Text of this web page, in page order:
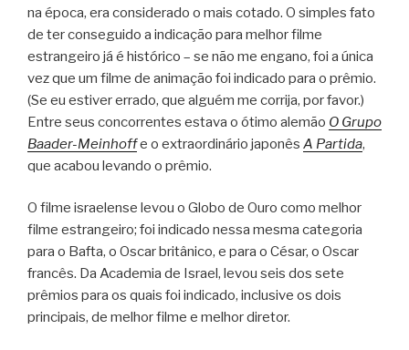
na época, era considerado o mais cotado. O simples fato
de ter conseguido a indicação para melhor filme
estrangeiro já é histórico – se não me engano, foi a única
vez que um filme de animação foi indicado para o prêmio.
(Se eu estiver errado, que alguém me corrija, por favor.)
Entre seus concorrentes estava o ótimo alemão O Grupo
Baader-Meinhoffe o extraordinário japonês A Partida,
que acabou levando o prêmio.
O filme israelense levou o Globo de Ouro como melhor
filme estrangeiro; foi indicado nessa mesma categoria
para o Bafta, o Oscar britânico, e para o César, o Oscar
francês. Da Academia de Israel, levou seis dos sete
prêmios para os quais foi indicado, inclusive os dois
principais, de melhor filme e melhor diretor.